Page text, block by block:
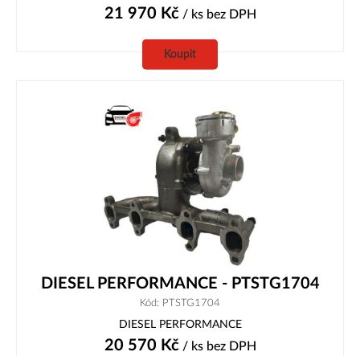
21 970 Kč/ ks bez DPH
Koupit
DIESEL PERFORMANCE - PTSTG1704
Kód: PTSTG1704
DIESEL PERFORMANCE
20 570 Kč/ ks bez DPH